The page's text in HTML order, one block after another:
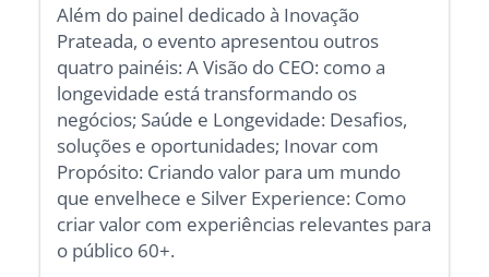
Além do painel dedicado à Inovação
Prateada, o evento apresentou outros
quatro painéis: A Visão do CEO: como a
longevidade está transformando os
negócios; Saúde e Longevidade: Desafios,
soluções e oportunidades; Inovar com
Propósito: Criando valor para um mundo
que envelhece e Silver Experience: Como
criar valor com experiências relevantes para
o público 60+.